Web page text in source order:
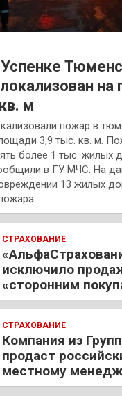
м
пожар в
3,9 тыс. кв. м.
более 1 тыс. жилых
в ГУ МЧС. На
13 жилых
СТРАХОВАНИЕ
исключило
«сторонним
СТРАХОВАНИЕ
Компания из
продаст
местному